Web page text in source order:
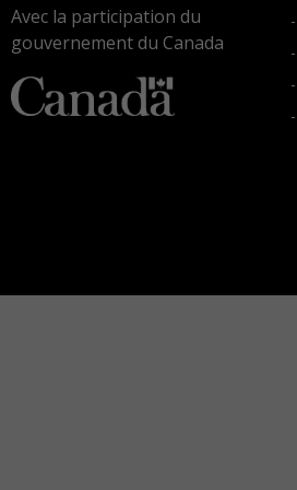
Avec la participation du
gouvernement du Canada